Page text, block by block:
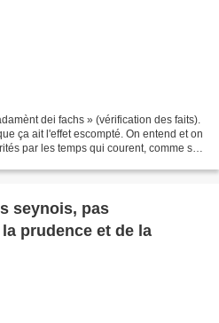
dei fachs » (vérification des faits).
ça ait l'effet escompté. On entend et on
par les temps qui courent, comme si
seynois, pas
prudence et de la